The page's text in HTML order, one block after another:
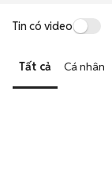
Tin có video
Tất cả Cá nhân